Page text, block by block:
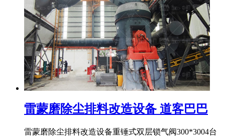
雷蒙磨除尘排料改造设备 道客巴巴
雷蒙磨除尘排料改造设备重锤式双层锁气阀300*3004台